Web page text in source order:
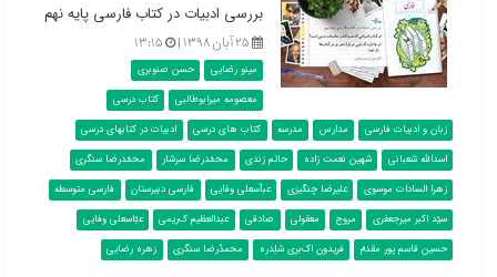
بررسی ادبیات در کتاب فارسی پایه نهم
۲۵ آبان ۱۳۹۸ | ۱۳:۱۵
مینو رضایی
حسن صنوبری
معصومه میرابوطالبی
کتاب درسی
زبان و ادبیات فارسی
مدارس مدرسه کتاب های درسی
ادبیات در کتابهای درسی
اسدالله شعبانی
شهین نعمت زاده حاتم زندی محمّدرضا سرشار
محمّدرضا سنگری
زهرا السادات موسوی
علیرضا چنگیزی عباّسعلی وفایی فارسی دبیرستان
فارسی متوسطه
سیّد اکبر میرجعفری
مروج معقولی صادقی عبدالعظیم ک‌ریمی
عبّاسعلی وفایی
حسین قاسم پور مقدمّ
فریدون اک‌بری شلِدره محمدّرضا سنگری زهره رضایی